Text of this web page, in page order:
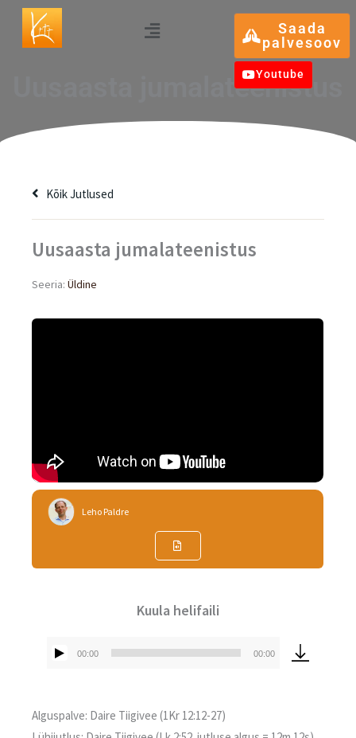
content
Menu
Youtube
Saada
palvesoov
Uusaasta jumalateenistus
Kõik Jutlused
Uusaasta jumalateenistus
Seeria:Üldine
Leho Paldre
Kuula helifaili
00:00 00:00
Alguspalve: Daire Tiigivee (1Kr 12:12-27)